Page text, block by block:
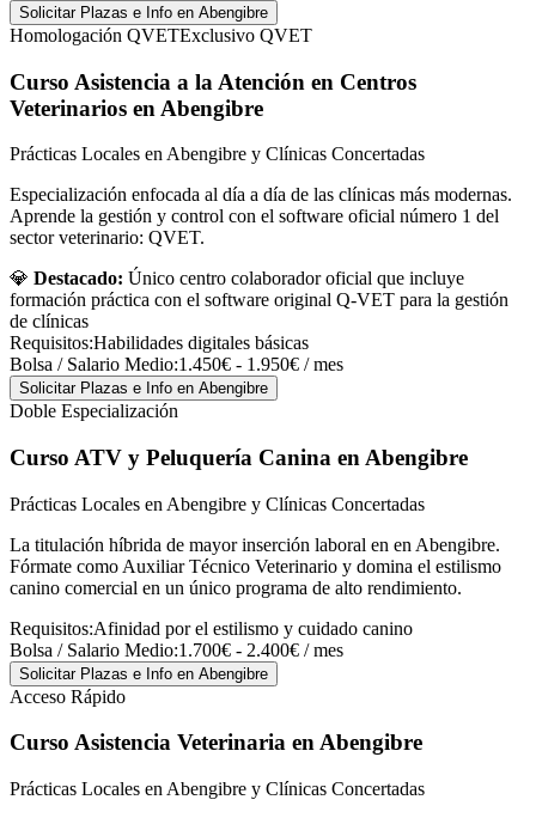
Solicitar Plazas e Info en Abengibre
Homologación QVETExclusivo QVET
Curso Asistencia a la Atención en Centros
Veterinarios en Abengibre
Prácticas Locales en Abengibre y Clínicas Concertadas
Especialización enfocada al día a día de las clínicas más modernas.
Aprende la gestión y control con el software oficial número 1 del
sector veterinario: QVET.
💎 Destacado: Único centro colaborador oficial que incluye
formación práctica con el software original Q-VET para la gestión
de clínicas
Requisitos:Habilidades digitales básicas
Bolsa / Salario Medio:1.450€ - 1.950€ / mes
Solicitar Plazas e Info en Abengibre
Doble Especialización
Curso ATV y Peluquería Canina en Abengibre
Prácticas Locales en Abengibre y Clínicas Concertadas
La titulación híbrida de mayor inserción laboral en en Abengibre.
Fórmate como Auxiliar Técnico Veterinario y domina el estilismo
canino comercial en un único programa de alto rendimiento.
Requisitos:Afinidad por el estilismo y cuidado canino
Bolsa / Salario Medio:1.700€ - 2.400€ / mes
Solicitar Plazas e Info en Abengibre
Acceso Rápido
Curso Asistencia Veterinaria en Abengibre
Prácticas Locales en Abengibre y Clínicas Concertadas